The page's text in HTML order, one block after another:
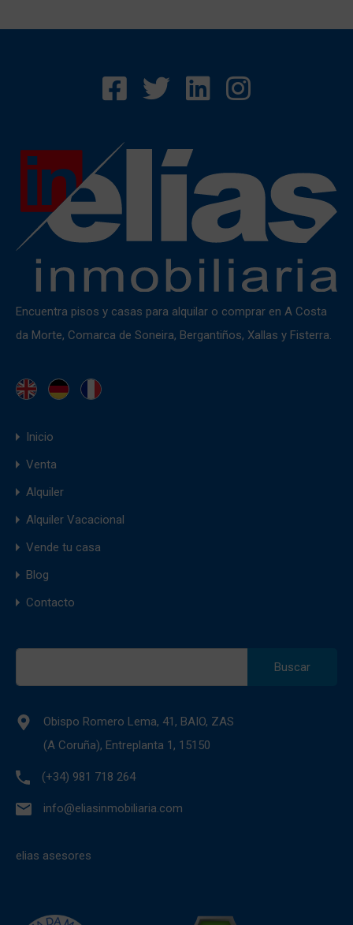
Encuentra pisos y casas para alquilar o comprar en A Costa
da Morte, Comarca de Soneira, Bergantiños, Xallas y Fisterra.
Inicio
Venta
Alquiler
Alquiler Vacacional
Vende tu casa
Blog
Contacto
Obispo Romero Lema, 41, BAIO, ZAS
(A Coruña), Entreplanta 1, 15150
(+34) 981 718 264
info@eliasinmobiliaria.com
elias asesores